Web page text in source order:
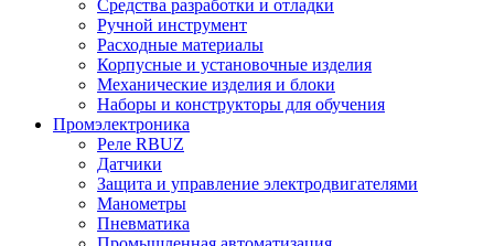
Средства разработки и отладки
Ручной инструмент
Расходные материалы
Корпусные и установочные изделия
Механические изделия и блоки
Наборы и конструкторы для обучения
Промэлектроника
Реле RBUZ
Датчики
Защита и управление электродвигателями
Манометры
Пневматика